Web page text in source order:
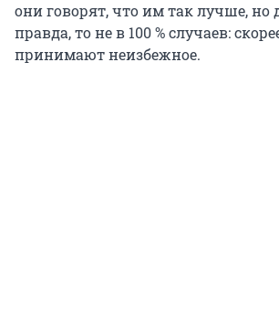
они говорят, что им так лучше, но
правда, то не в 100 % случаев:
принимают неизбежное.